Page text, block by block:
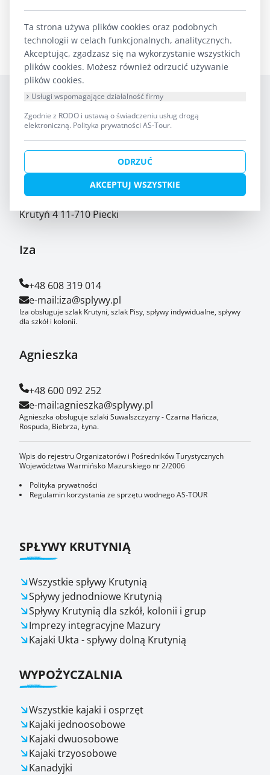
AS-TOUR Biuro Turystyki Kajakowej
Krutyń 4 11-710 Piecki
Iza
+48 608 319 014
e-mail:iza@splywy.pl
Iza obsługuje szlak Krutyni, szlak Pisy, spływy indywidualne, spływy
dla szkół i kolonii.
Agnieszka
+48 600 092 252
e-mail:agnieszka@splywy.pl
Agnieszka obsługuje szlaki Suwalszczyzny - Czarna Hańcza,
Rospuda, Biebrza, Łyna.
Wpis do rejestru Organizatorów i Pośredników Turystycznych
Województwa Warmińsko Mazurskiego nr 2/2006
Polityka prywatności
Regulamin korzystania ze sprzętu wodnego AS-TOUR
SPŁYWY KRUTYNIĄ
Wszystkie spływy Krutynią
Spływy jednodniowe Krutynią
Spływy Krutynią dla szkół, kolonii i grup
Imprezy integracyjne Mazury
Kajaki Ukta - spływy dolną Krutynią
WYPOŻYCZALNIA
Wszystkie kajaki i osprzęt
Kajaki jednoosobowe
Kajaki dwuosobowe
Kajaki trzyosobowe
Kanadyjki
Ta strona używa plików cookies oraz podobnych
technologii w celach funkcjonalnych, analitycznych.
Akceptując, zgadzasz się na wykorzystanie wszystkich
plików cookies. Możesz również odrzucić używanie
plików cookies.
Usługi wspomagające działalność firmy
Zgodnie z RODO i ustawą o świadczeniu usług drogą
elektroniczną. Polityka prywatności AS-Tour.
ODRZUĆ
AKCEPTUJ WSZYSTKIE